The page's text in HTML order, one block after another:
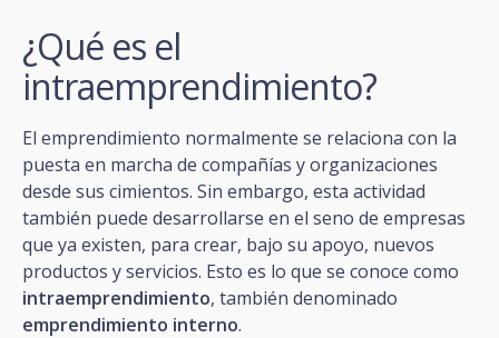
¿Qué es el
intraemprendimiento?
El emprendimiento normalmente se relaciona con la
puesta en marcha de compañías y organizaciones
desde sus cimientos. Sin embargo, esta actividad
también puede desarrollarse en el seno de empresas
que ya existen, para crear, bajo su apoyo, nuevos
productos y servicios. Esto es lo que se conoce como
intraemprendimiento, también denominado
emprendimiento interno.